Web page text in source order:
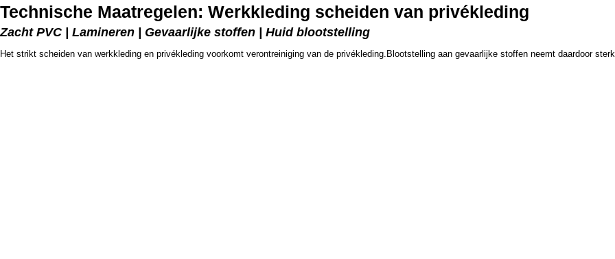
Technische Maatregelen: Werkkleding scheiden van privékleding
Zacht PVC | Lamineren | Gevaarlijke stoffen | Huid blootstelling
Het strikt scheiden van werkkleding en privékleding voorkomt verontreiniging van de privékleding.Blootstelling aan gevaarlijke stoffen neemt daardoor